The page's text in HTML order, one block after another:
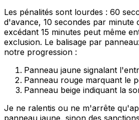
Les pénalités sont lourdes : 60
d'avance, 10 secondes par minute
excédant 15 minutes peut même
exclusion. Le balisage par
notre progression :
Panneau jaune signalant
Panneau rouge marquant le
Panneau beige indiquant la
Je ne ralentis ou ne m'arrête